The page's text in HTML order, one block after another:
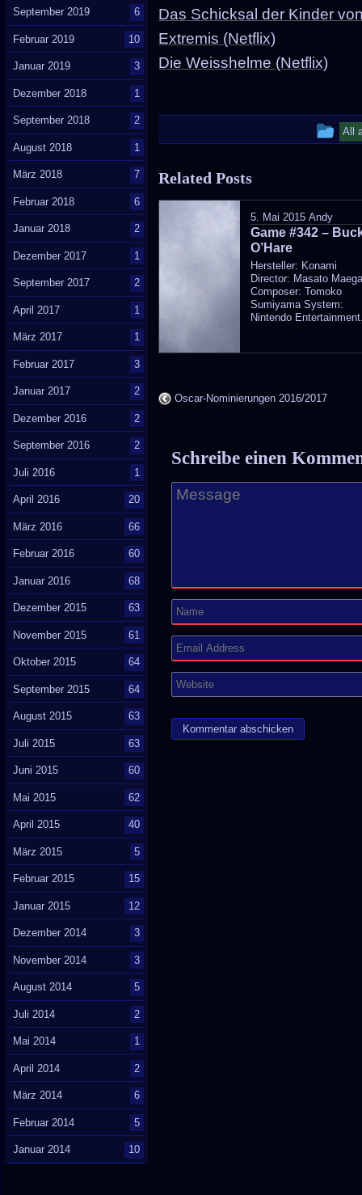
Das Schicksal der Kinder
Extremis (Netflix)
Die Weisshelme (Netflix)
in
All
Related Posts
5. Mai 2015 Andy
Game #342 –
O’Hare
Hersteller: Konami
Director: Masato
Composer: Tomoko
Sumiyama System:
Nintendo
Oscar-Nominierungen 2016/2017
Schreibe einen
September 2019 6
Februar 2019 10
Januar 2019 3
Dezember 2018 1
September 2018 2
August 2018 1
März 2018 7
Februar 2018 6
Januar 2018 2
Dezember 2017 1
September 2017 2
April 2017 1
März 2017 1
Februar 2017 3
Januar 2017 2
Dezember 2016 2
September 2016 2
Juli 2016 1
April 2016 20
März 2016 66
Februar 2016 60
Januar 2016 68
Dezember 2015 63
November 2015 61
Oktober 2015 64
September 2015 64
August 2015 63
Juli 2015 63
Juni 2015 60
Mai 2015 62
April 2015 40
März 2015 5
Februar 2015 15
Januar 2015 12
Dezember 2014 3
November 2014 3
August 2014 5
Juli 2014 2
Mai 2014 1
April 2014 2
März 2014 6
Februar 2014 5
Januar 2014 10